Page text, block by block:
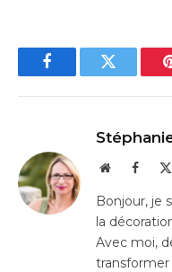
FacebookTwitter
Website
Bonjour, je
la
Avec moi,